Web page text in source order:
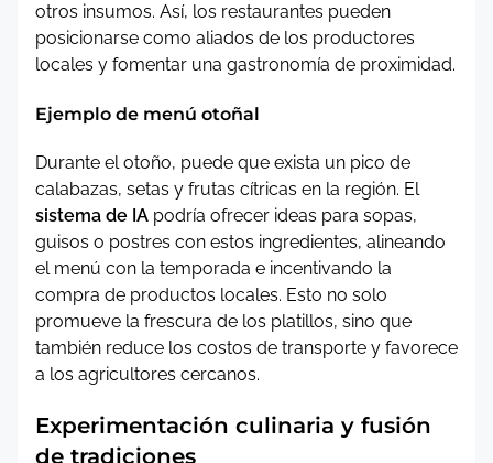
otros insumos. Así, los restaurantes pueden
posicionarse como aliados de los productores
locales y fomentar una gastronomía de proximidad.
Ejemplo de menú otoñal
Durante el otoño, puede que exista un pico de
calabazas, setas y frutas cítricas en la región. El
sistema de IA podría ofrecer ideas para sopas,
guisos o postres con estos ingredientes, alineando
el menú con la temporada e incentivando la
compra de productos locales. Esto no solo
promueve la frescura de los platillos, sino que
también reduce los costos de transporte y favorece
a los agricultores cercanos.
Experimentación culinaria y fusión
de tradiciones